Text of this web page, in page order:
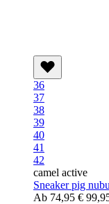
36
37
38
39
40
41
42
camel active
Sneaker pig
Ab 74,95 €